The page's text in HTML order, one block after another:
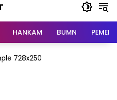
HANKAM BUMN